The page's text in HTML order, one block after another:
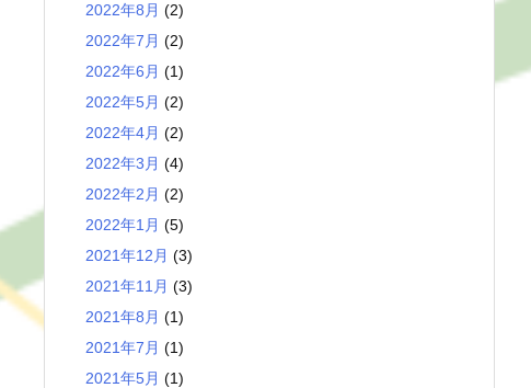
2022年8月 (2)
2022年7月 (2)
2022年6月 (1)
2022年5月 (2)
2022年4月 (2)
2022年3月 (4)
2022年2月 (2)
2022年1月 (5)
2021年12月 (3)
2021年11月 (3)
2021年8月 (1)
2021年7月 (1)
2021年5月 (1)